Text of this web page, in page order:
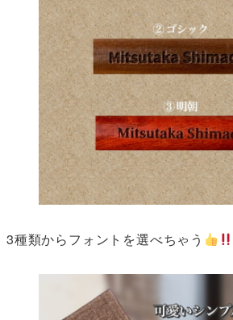
3種類からフォントを選べちゃう